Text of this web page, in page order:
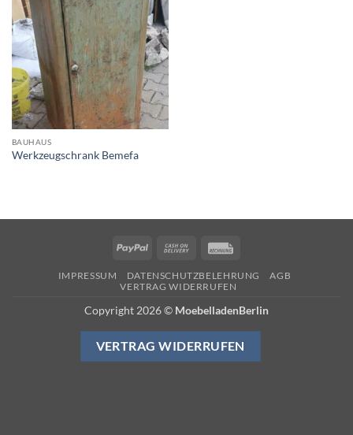
Auf die
Wunschliste
BAUHAUS
Werkzeugschrank Bemefa
PayPal
Cash
Delivery
IMPRESSUM DATENSCHUTZBELEHRUNG
AGB
VERTRAG WIDERRUFEN
Copyright 2026 © MoebelladenBerlin
VERTRAG WIDERRUFEN